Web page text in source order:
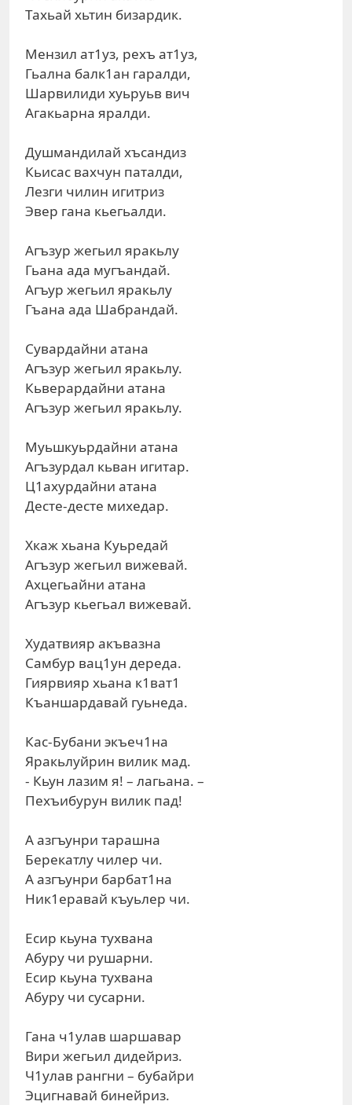
Тахьай хьтин бизардик.
Мензил ат1уз, рехъ ат1уз,
Гьална балк1ан гаралди,
Шарвилиди хуьруьв вич
Агакьарна яралди.
Душмандилай хъсандиз
Кьисас вахчун паталди,
Лезги чилин игитриз
Эвер гана кьегьалди.
Агъзур жегьил яракьлу
Гьана ада мугъандай.
Агъур жегьил яракьлу
Гъана ада Шабрандай.
Сувардайни атана
Агъзур жегьил яракьлу.
Кьверардайни атана
Агъзур жегьил яракьлу.
Муьшкуьрдайни атана
Агъзурдал кьван игитар.
Ц1ахурдайни атана
Десте-десте михедар.
Хкаж хьана Куьредай
Агъзур жегьил вижевай.
Ахцегьайни атана
Агъзур кьегьал вижевай.
Худатвияр акъвазна
Самбур вац1ун дереда.
Гиярвияр хьана к1ват1
Къаншардавай гуьнеда.
Кас-Бубани экъеч1на
Яракьлуйрин вилик мад.
- Кьун лазим я! – лагьана. –
Пехъибурун вилик пад!
А азгъунри тарашна
Берекатлу чилер чи.
А азгъунри барбат1на
Ник1еравай къуьлер чи.
Есир кьуна тухвана
Абуру чи рушарни.
Есир кьуна тухвана
Абуру чи сусарни.
Гана ч1улав шаршавар
Вири жегьил дидейриз.
Ч1улав рангни – бубайри
Эцигнавай бинейриз.